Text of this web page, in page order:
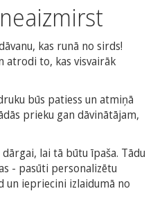
kas runā no sirds!
atrodi to, kas visvairāk
būs patiess un atmiņā
prieku gan dāvinātājam,
lai tā būtu īpaša. Tādu
- pasūti personalizētu
un iepriecini izlaidumā no